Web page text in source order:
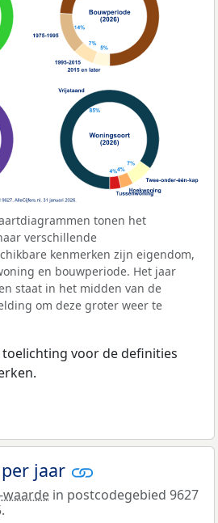
tonen het
verschillende
kenmerken zijn eigendom,
en bouwperiode. Het jaar
staat in het midden van de
om deze groter weer te
voor de definities
jaar
waarde in postcodegebied 9627